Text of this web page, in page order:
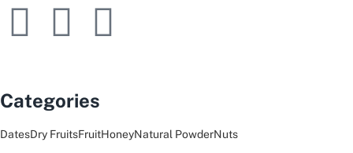
Categories
DatesDry FruitsFruitHoneyNatural PowderNuts